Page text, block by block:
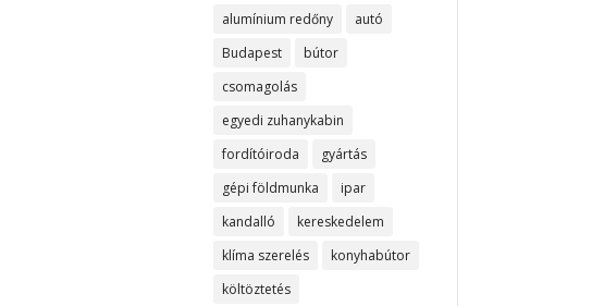
alumínium redőny
autó
Budapest
bútor
csomagolás
egyedi zuhanykabin
fordítóiroda
gyártás
gépi földmunka
ipar
kandalló
kereskedelem
klíma szerelés
konyhabútor
költöztetés